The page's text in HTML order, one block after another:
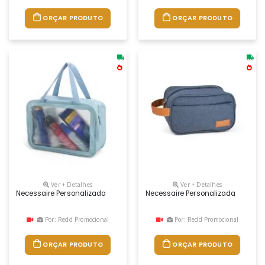
ORÇAR PRODUTO ORÇAR PRODUTO
Ver + Detalhes
Necessaire Personalizada
Por: Redd Promocional
ORÇAR PRODUTO
Ver + Detalhes
Necessaire Personalizada
Por: Redd Promocional
ORÇAR PRODUTO